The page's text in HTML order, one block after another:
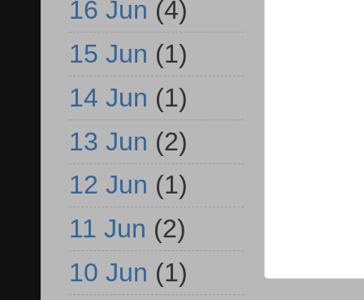
16 Jun (4)
15 Jun (1)
14 Jun (1)
13 Jun (2)
12 Jun (1)
11 Jun (2)
10 Jun (1)